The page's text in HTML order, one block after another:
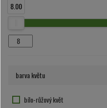
8.00
barva květu
bílo-růžový květ